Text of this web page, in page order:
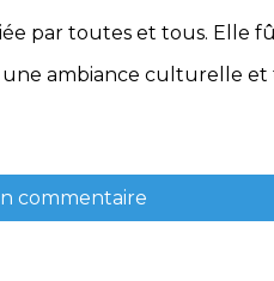
par toutes et tous. Elle
une ambiance culturelle et
commentaire